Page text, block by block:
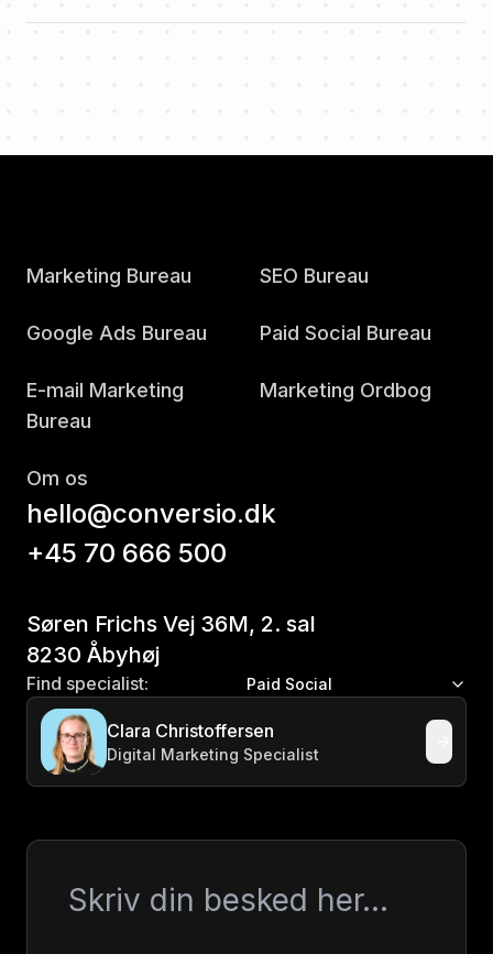
Marketing Bureau SEO Bureau
Google Ads Bureau Paid Social Bureau
E-mail Marketing
Bureau
Marketing Ordbog
Om os
hello@conversio.dk
+45 70 666 500
Søren Frichs Vej 36M, 2. sal
8230 Åbyhøj
Find specialist: Paid Social
Clara Christoffersen
Digital Marketing Specialist